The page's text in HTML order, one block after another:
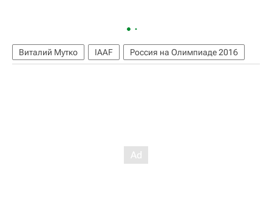
Виталий Мутко IAAF Россия на Олимпиаде 2016